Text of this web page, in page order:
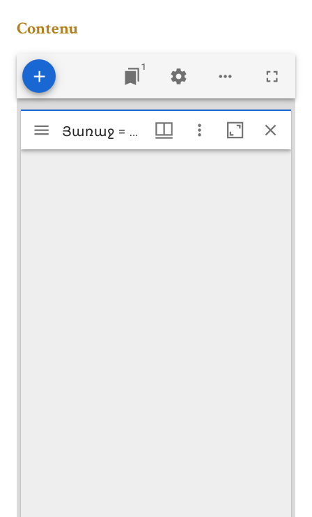
Contenu
1
Mirador
viewer
Յառաջ = Haratch
Յառաջ = Haratch